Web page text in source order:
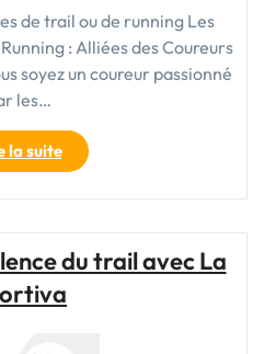
de trail ou de running Les
: Alliées des Coureurs
soyez un coureur passionné
les…
la suite"Comparaison
entre
les
trail
et
du trail avec La